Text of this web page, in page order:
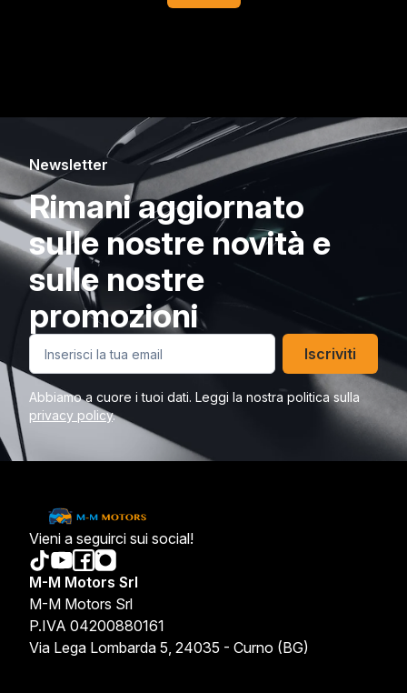
Newsletter
Rimani aggiornato
sulle nostre novità e
sulle nostre
promozioni
Iscriviti
Abbiamo a cuore i tuoi dati. Leggi la nostra politica sulla
privacy policy.
Vieni a seguirci sui social!
M-M Motors Srl
M-M Motors Srl
P.IVA 04200880161
Via Lega Lombarda 5, 24035 - Curno (BG)